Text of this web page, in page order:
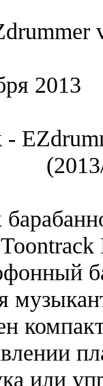
2013
или